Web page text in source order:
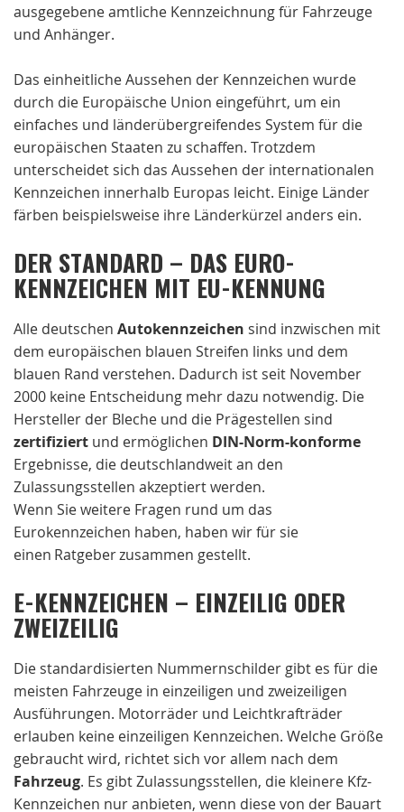
ausgegebene amtliche Kennzeichnung für Fahrzeuge
und Anhänger.
Das einheitliche Aussehen der Kennzeichen wurde
durch die Europäische Union eingeführt, um ein
einfaches und länderübergreifendes System für die
europäischen Staaten zu schaffen. Trotzdem
unterscheidet sich das Aussehen der internationalen
Kennzeichen innerhalb Europas leicht. Einige Länder
färben beispielsweise ihre Länderkürzel anders ein.
DER STANDARD – DAS EURO-
KENNZEICHEN MIT EU-KENNUNG
Alle deutschen Autokennzeichen sind inzwischen mit
dem europäischen blauen Streifen links und dem
blauen Rand verstehen. Dadurch ist seit November
2000 keine Entscheidung mehr dazu notwendig. Die
Hersteller der Bleche und die Prägestellen sind
zertifiziert und ermöglichen DIN-Norm-konforme
Ergebnisse, die deutschlandweit an den
Zulassungsstellen akzeptiert werden.
Wenn Sie weitere Fragen rund um das
Eurokennzeichen haben, haben wir für sie
einen Ratgeber zusammen gestellt.
E-KENNZEICHEN – EINZEILIG ODER
ZWEIZEILIG
Die standardisierten Nummernschilder gibt es für die
meisten Fahrzeuge in einzeiligen und zweizeiligen
Ausführungen. Motorräder und Leichtkrafträder
erlauben keine einzeiligen Kennzeichen. Welche Größe
gebraucht wird, richtet sich vor allem nach dem
Fahrzeug. Es gibt Zulassungsstellen, die kleinere Kfz-
Kennzeichen nur anbieten, wenn diese von der Bauart